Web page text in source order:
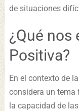
de situaciones
¿Qué nos
Positiva?
En el contexto de la
considera un tema
la capacidad de